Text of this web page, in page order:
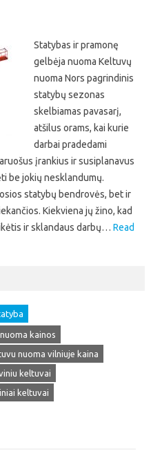
Statybas ir pramonę
gelbėja nuoma Keltuvų
nuoma Nors pagrindinis
statybų sezonas
skelbiamas pavasarį,
atšilus orams, kai kurie
darbai pradedami
įrankius ir susiplanavus
be jokių nesklandumų.
statybų bendrovės, bet ir
Kiekviena jų žino, kad
ir sklandaus darbų… Read
kainos
nuoma vilniuje kaina
keltuvai
keltuvai